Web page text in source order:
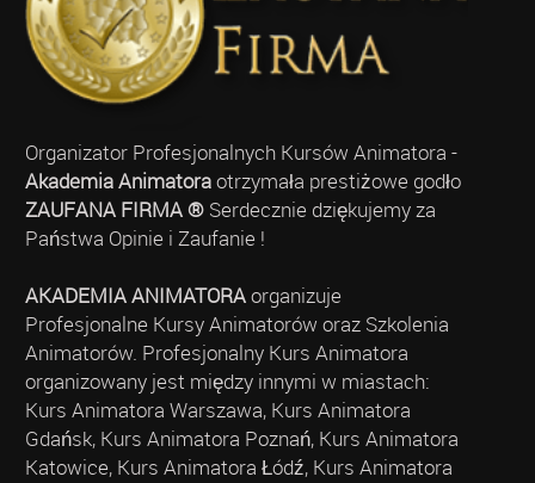
Organizator Profesjonalnych Kursów Animatora -
Akademia Animatoraotrzymała prestiżowe godło
ZAUFANA FIRMA ®Serdecznie dziękujemy za
Państwa Opinie i Zaufanie !
AKADEMIA ANIMATORAorganizuje
Profesjonalne Kursy Animatorów oraz Szkolenia
Animatorów. Profesjonalny Kurs Animatora
organizowany jest między innymi w miastach:
Kurs Animatora Warszawa, Kurs Animatora
Gdańsk, Kurs Animatora Poznań, Kurs Animatora
Katowice, Kurs Animatora Łódź, Kurs Animatora